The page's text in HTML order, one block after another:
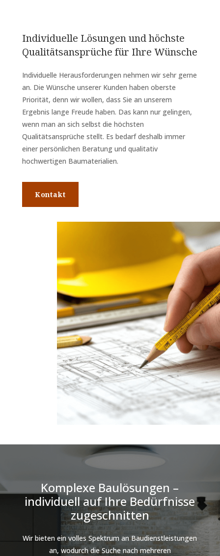
Individuelle Lösungen und höchste
Qualitätsansprüche für Ihre Wünsche
Individuelle Herausforderungen nehmen wir sehr gerne
an. Die Wünsche unserer Kunden haben oberste
Priorität, denn wir wollen, dass Sie an unserem
Ergebnis lange Freude haben. Das kann nur gelingen,
wenn man an sich selbst die höchsten
Qualitätsansprüche stellt. Es bedarf deshalb immer
einer persönlichen Beratung und qualitativ
hochwertigen Baumaterialien.
Kontakt
Komplexe Baulösungen –
individuell auf Ihre Bedürfnisse
zugeschnitten
Wir bieten ein volles Spektrum an Baudienstleistungen
an, wodurch die Suche nach mehreren